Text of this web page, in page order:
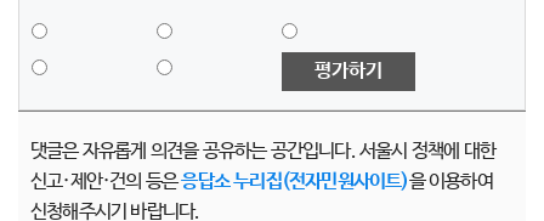
평가하기
댓글은 자유롭게 의견을 공유하는 공간입니다. 서울시 정책에 대한
신고·제안·건의 등은응답소 누리집(전자민원사이트)을 이용하여
신청해주시기 바랍니다.